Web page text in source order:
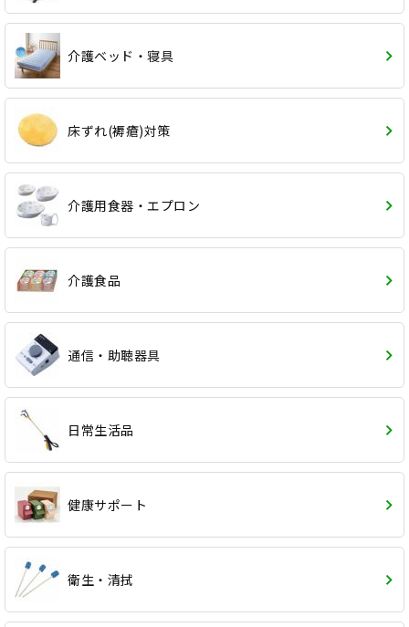
介護ベッド・寝具
床ずれ(褥瘡)対策
介護用食器・エプロン
介護食品
通信・助聴器具
日常生活品
健康サポート
衛生・清拭